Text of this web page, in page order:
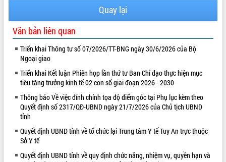
VIDEO
Hội nghị UBND tỉnh Đắk Lắk thường kỳ
tháng 7/2026
Lễ truy tặng danh hiệu “Bà Mẹ Việt
Nam Anh hùng” và trao Huân chương
Lao động
UBND tỉnh Đắk Lắk triển khai nhiệm
vụ 6 tháng cuối năm 2026
Quay lại
Văn bản liên quan
Triển khai Thông tư số 07/2026/TT-BNG ngày 30/6/2026 của Bộ
Ngoại giao
Triển khai Kết luận Phiên họp lần thứ tư Ban Chỉ đạo thực hiện mục
tiêu tăng trưởng kinh tế 02 con số giai đoạn 2026 - 2030
Thông báo Về việc đính chính tọa độ điểm góc tại Phụ lục kèm theo
Quyết định số 2317/QĐ-UBND ngày 21/7/2026 của Chủ tịch UBND
tỉnh
Quyết định UBND tỉnh về tổ chức lại Trung tâm Y tế Tuy An trực thuộc
Sở Y tế
Quyết định UBND tỉnh về quy định chức năng, nhiệm vụ, quyền hạn và